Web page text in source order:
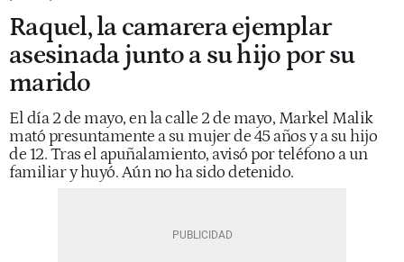
Raquel, la camarera ejemplar
asesinada junto a su hijo por su
marido
El día 2 de mayo, en la calle 2 de mayo, Markel Malik
mató presuntamente a su mujer de 45 años y a su hijo
de 12. Tras el apuñalamiento, avisó por teléfono a un
familiar y huyó. Aún no ha sido detenido.